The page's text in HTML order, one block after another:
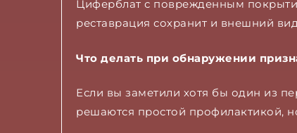
Циферблат с поврежденным
реставрация сохранит и внешний
Что делать при обнаружении
Если вы заметили хотя бы один из
решаются простой профилактикой,